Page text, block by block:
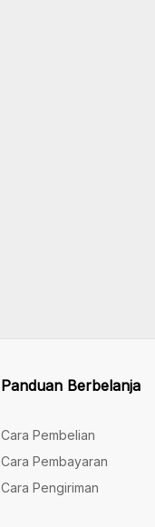
Panduan Berbelanja
Cara Pembelian
Cara Pembayaran
Cara Pengiriman